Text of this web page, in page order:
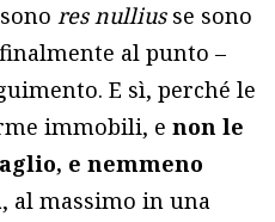
res nulliusse sono
al punto –
E sì, perché le
immobili, enon le
e nemmeno
, al massimo in una